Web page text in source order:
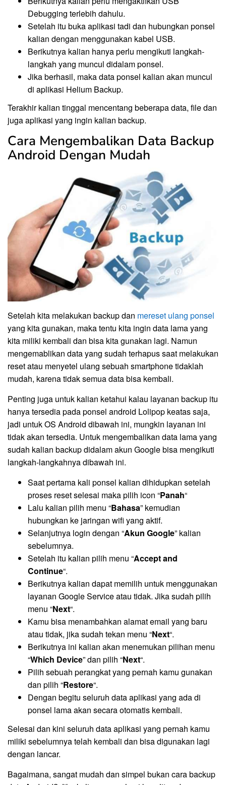
Debugging terlebih dahulu.
Setelah itu buka aplikasi tadi dan hubungkan ponsel
kalian dengan menggunakan kabel USB.
Berikutnya kalian hanya perlu mengikuti langkah-
langkah yang muncul didalam ponsel.
Jika berhasil, maka data ponsel kalian akan muncul
di aplikasi Helium Backup.
Terakhir kalian tinggal mencentang beberapa data, file dan
juga aplikasi yang ingin kalian backup.
Cara Mengembalikan Data Backup
Android Dengan Mudah
Setelah kita melakukan backup dan mereset ulang ponsel
yang kita gunakan, maka tentu kita ingin data lama yang
kita miliki kembali dan bisa kita gunakan lagi. Namun
mengemablikan data yang sudah terhapus saat melakukan
reset atau menyetel ulang sebuah smartphone tidaklah
mudah, karena tidak semua data bisa kembali.
Penting juga untuk kalian ketahui kalau layanan backup itu
hanya tersedia pada ponsel android Lolipop keatas saja,
jadi untuk OS Android dibawah ini, mungkin layanan ini
tidak akan tersedia. Untuk mengembalikan data lama yang
sudah kalian backup didalam akun Google bisa mengikuti
langkah-langkahnya dibawah ini.
Saat pertama kali ponsel kalian dihidupkan setelah
proses reset selesai maka pilih icon “Panah“
Lalu kalian pilih menu “Bahasa” kemudian
hubungkan ke jaringan wifi yang aktif.
Selanjutnya login dengan “Akun Google” kalian
sebelumnya.
Setelah itu kalian pilih menu “Accept and
Continue“.
Berikutnya kalian dapat memilih untuk menggunakan
layanan Google Service atau tidak. Jika sudah pilih
menu “Next“.
Kamu bisa menambahkan alamat email yang baru
atau tidak, jika sudah tekan menu “Next“.
Berikutnya ini kalian akan menemukan pilihan menu
“Which Device” dan pilih “Next“.
Pilih sebuah perangkat yang pernah kamu gunakan
dan pilih “Restore“.
Dengan begitu seluruh data aplikasi yang ada di
ponsel lama akan secara otomatis kembali.
Selesai dan kini seluruh data aplikasi yang pernah kamu
miliki sebelumnya telah kembali dan bisa digunakan lagi
dengan lancar.
Bagaimana, sangat mudah dan simpel bukan cara backup